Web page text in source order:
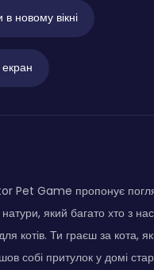
в новому вікні
Pet Game пропонує
натури, який багато хто з
котів. Ти граєш за кота,
собі притулок у домі